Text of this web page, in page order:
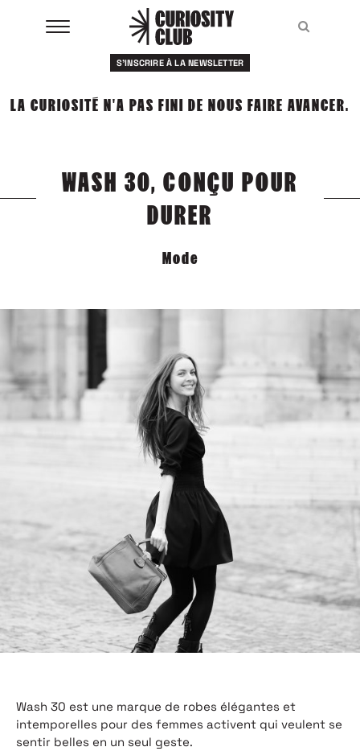
RESSOURCES
S'INSCRIRE À LA NEWSLETTER
LA CURIOSITÉ N'A PAS FINI DE NOUS FAIRE AVANCER.
WASH 30, CONÇU POUR
DURER
Mode
Wash 30 est une marque de robes élégantes et
intemporelles pour des femmes activent qui veulent se
sentir belles en un seul geste.